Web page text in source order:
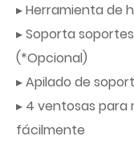
▸ Herramienta de
▸ Soporta
(*Opcional)
▸ Apilado de
▸ 4 ventosas para
fácilmente